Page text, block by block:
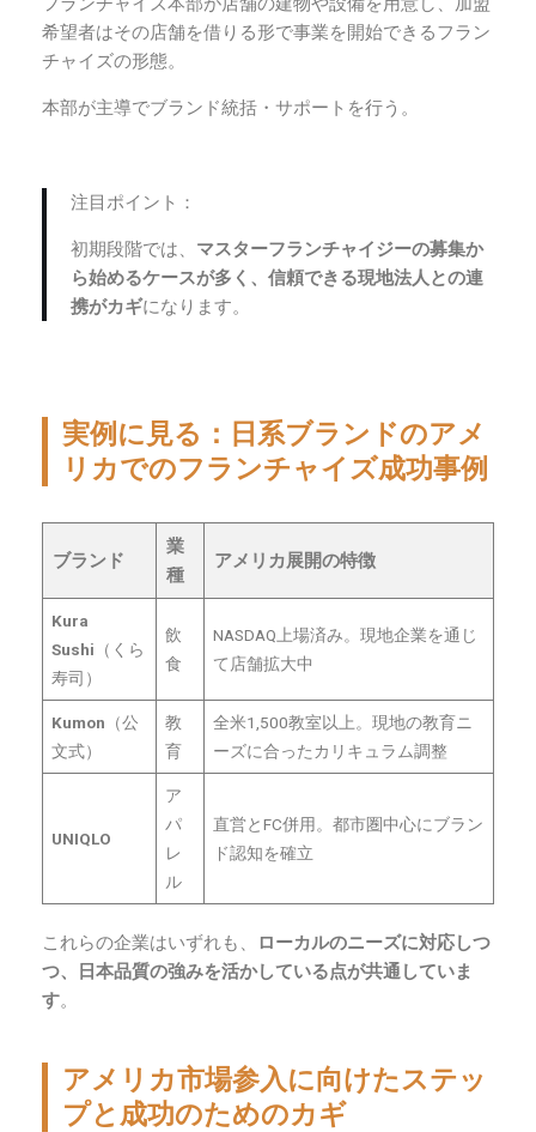
希望者はその店舗を借りる形で事業を開始できるフラン
チャイズの形態。
本部が主導でブランド統括・サポートを行う。
注目ポイント：
初期段階では、 マスターフランチャイジーの募集か
ら始めるケースが多く、信頼できる現地法人との連
携がカギになります。
実例に見る：日系ブランドのアメ
リカでのフランチャイズ成功事例
ブランド
業
種
アメリカ展開の特徴
Kura
Sushi （くら
寿司）
飲
食
NASDAQ上場済み。現地企業を通じ
て店舗拡大中
Kumon （公
文式）
教
育
全米1,500教室以上。現地の教育ニ
ーズに合ったカリキュラム調整
UNIQLO
ア
パ
レ
ル
直営とFC併用。都市圏中心にブラン
ド認知を確立
これらの企業はいずれも、
ローカルのニーズに対応しつ
つ、日本品質の強みを活かしている点が共通していま
す。
アメリカ市場参入に向けたステッ
プと成功のためのカギ